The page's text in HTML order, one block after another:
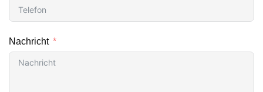
Nachricht